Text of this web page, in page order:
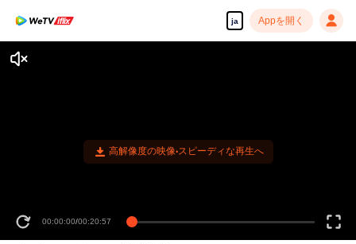
ja Appを開く
高解像度の映像•スピーディな再生へ
00:00:00/00:20:57